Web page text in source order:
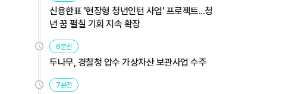
신용한표 '현장형 청년인턴 사업' 프로젝트...청
년 꿈 펼칠 기회 지속 확장
6분전
두나무, 경찰청 압수 가상자산 보관사업 수주
7분전